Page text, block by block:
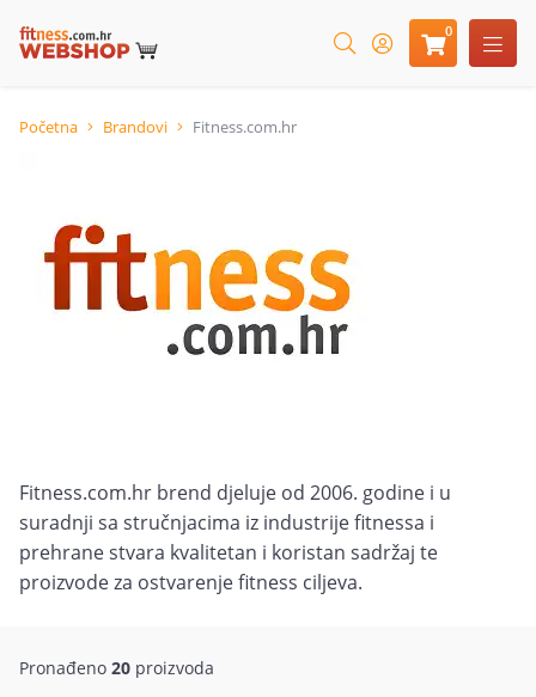
0
Početna Brandovi Fitness.com.hr
Fitness.com.hr brend djeluje od 2006. godine i u
suradnji sa stručnjacima iz industrije fitnessa i
prehrane stvara kvalitetan i koristan sadržaj te
proizvode za ostvarenje fitness ciljeva.
Pronađeno 20 proizvoda